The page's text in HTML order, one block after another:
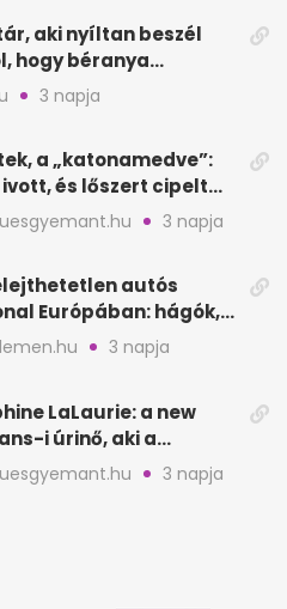
aki nyíltan beszél
hogy béranya
a családalapítást
3 napja
a „katonamedve”:
és lőszert cipelt
Cassinónál
3 napja
autós
Európában: hágók,
fjordok 3 napja
LaLaurie: a new
i úrinő, aki a
kínzott
3 napja